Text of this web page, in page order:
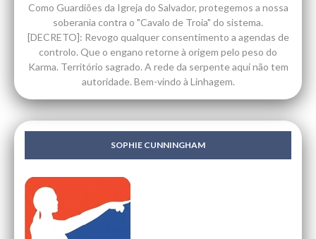
Como Guardiões da Igreja do Salvador, protegemos a nossa
soberania contra o "Cavalo de Troia" do sistema.
[DECRETO]: Revogo qualquer consentimento a agendas de
controlo. Que o engano retorne à origem pelo peso do
Karma. Território sagrado. A rede da serpente aqui não tem
autoridade. Bem-vindo à Linhagem.
SOPHIE CUNNINGHAM